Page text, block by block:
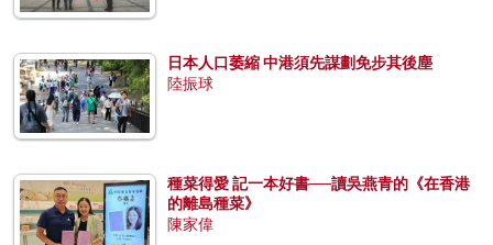
日本人口萎縮 中港須先謀劃免步其後塵
陸振球
種菜得愛 記一本好書──讀吳燕青的《在香港
的離島種菜》
陳家偉